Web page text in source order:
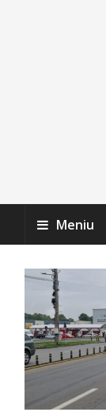
Meniu